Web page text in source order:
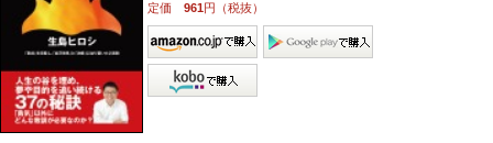
定価961円（税抜）